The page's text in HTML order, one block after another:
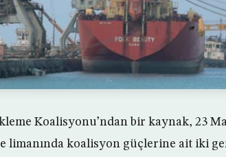
Koalisyonu’ndan bir kaynak, 23
limanında koalisyon güçlerine ait iki